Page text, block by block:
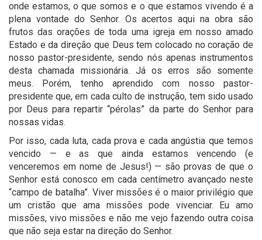
onde estamos, o que somos e o que estamos vivendo é a
plena vontade do Senhor. Os acertos aqui na obra são
frutos das orações de toda uma igreja em nosso amado
Estado e da direção que Deus tem colocado no coração de
nosso pastor-presidente, sendo nós apenas instrumentos
desta chamada missionária. Já os erros são somente
meus. Porém, tenho aprendido com nosso pastor-
presidente que, em cada culto de instrução, tem sido usado
por Deus para repartir “pérolas” da parte do Senhor para
nossas vidas.
Por isso, cada luta, cada prova e cada angústia que temos
vencido — e as que ainda estamos vencendo (e
venceremos em nome de Jesus!) — são provas de que o
Senhor está conosco em cada centímetro avançado neste
“campo de batalha”. Viver missões é o maior privilégio que
um cristão que ama missões pode vivenciar. Eu amo
missões, vivo missões e não me vejo fazendo outra coisa
que não seja estar na direção do Senhor.